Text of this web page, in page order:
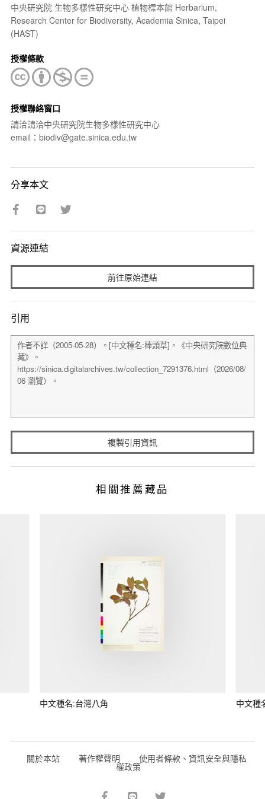
中央研究院 生物多樣性研究中心 植物標本館 Herbarium,
Research Center for Biodiversity, Academia Sinica, Taipei
(HAST)
授權條款
授權聯絡窗口
請洽請洽中央研究院生物多樣性研究中心
email：biodiv@gate.sinica.edu.tw
分享本文
資源連結
前往原始連結
引用
複製引用資訊
相關推薦藏品
中文種名:台灣八角 中文種
關於本站 著作權聲明 使用者條款、資訊安全與隱私
權政策